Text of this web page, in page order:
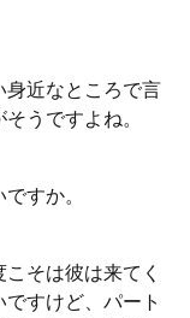
身近なところで言
うですよね。
すか。
そは彼は来てく
すけど、パート